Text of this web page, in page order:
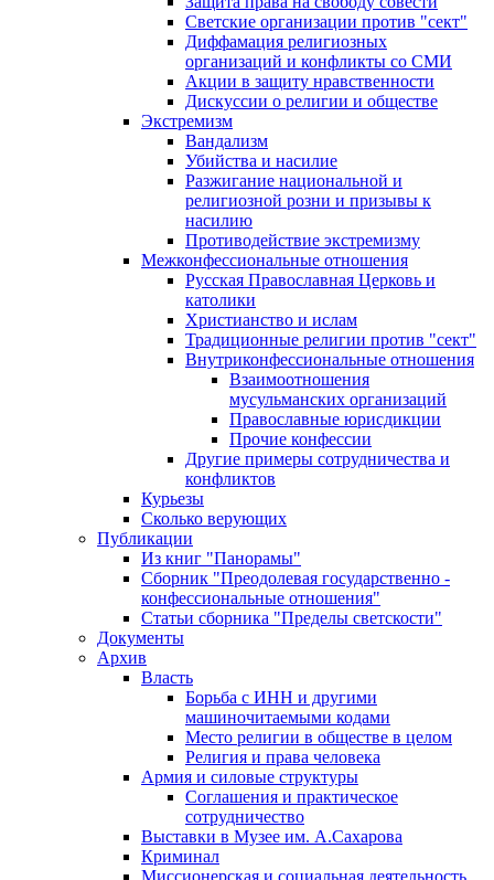
Светские организации против "сект"
Диффамация религиозных
организаций и конфликты со СМИ
Акции в защиту нравственности
Дискуссии о религии и обществе
Экстремизм
Вандализм
Убийства и насилие
Разжигание национальной и
религиозной розни и призывы к
насилию
Противодействие экстремизму
Межконфессиональные отношения
Русская Православная Церковь и
католики
Христианство и ислам
Традиционные религии против "сект"
Внутриконфессиональные отношения
Взаимоотношения
мусульманских организаций
Православные юрисдикции
Прочие конфессии
Другие примеры сотрудничества и
конфликтов
Курьезы
Сколько верующих
Публикации
Из книг "Панорамы"
Сборник "Преодолевая государственно -
конфессиональные отношения"
Статьи сборника "Пределы светскости"
Документы
Архив
Власть
Борьба с ИНН и другими
машиночитаемыми кодами
Место религии в обществе в целом
Религия и права человека
Армия и силовые структуры
Соглашения и практическое
сотрудничество
Выставки в Музее им. А.Сахарова
Криминал
Миссионерская и социальная деятельность